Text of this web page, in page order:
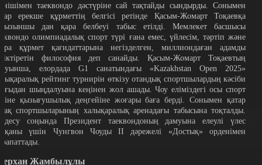
таеквондо дәстүріне сай тақтайды сындырды. Сонымен
ерекше құрметтің белгісі ретінде Қасым-Жомарт Тоқаевқа
дан қара белбеуі табыс етілді. Мемлекет басшысы
олимпиадалық спорт түрі ғана емес, үйлесім, тәртіп және
құрмет қағидаттарына негізделген, миллиондаған адамды
философия деп санайды. Қасым-Жомарт Тоқаевтың
елордада G1 санатындағы «Kazakhstan Open 2025»
рейтинг турнирін өткізу отандық спортшылардың кәсіби
шыңдалуына кеңінен жол ашады. Чоу еліміздегі осы спорт
қызығушылық деңгейіне жоғары баға берді. Сонымен қатар
спортшыларының халықаралық аренадағы табысына тоқталды.
соңында Президент таеквондоның дамуына елеулі үлес
үшін Чунгвон Чоуды ІІ дәрежелі «Достық» орденімен
Жамбылұлы